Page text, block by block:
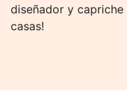
diseñador y
casas!